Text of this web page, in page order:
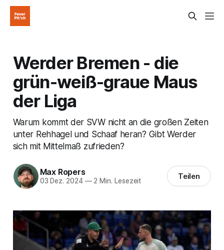
Werder Bremen - die
grün-weiß-graue Maus
der Liga
Warum kommt der SVW nicht an die großen Zeiten
unter Rehhagel und Schaaf heran? Gibt Werder
sich mit Mittelmaß zufrieden?
Max Ropers
03 Dez. 2024 —2 Min. Lesezeit Teilen